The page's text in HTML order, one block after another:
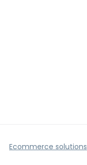
Ecommerce solutions